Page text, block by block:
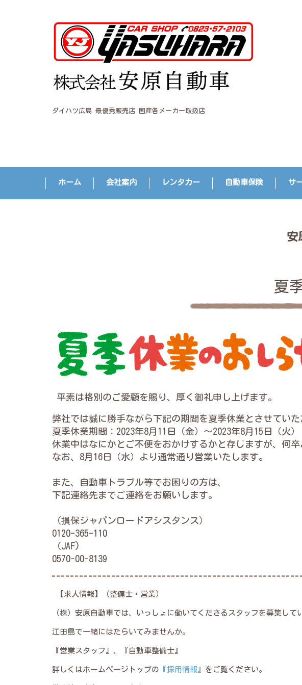
ダイハツ広島 最優秀販売店 国産各メーカー取扱店
ホーム 会社案内 レンタカー 自動車保険 サ
安
夏
平素は格別のご愛顧を賜り、厚く御礼申し上げます。
弊社では誠に勝手ながら下記の期間を夏季休業とさせていた
夏季休業期間：2023年8月11日（金）～2023年8月15日（火）
休業中はなにかとご不便をおかけするかと存じますが、何卒
なお、8月16日（水）より通常通り営業いたします。
また、自動車トラブル等でお困りの方は、
下記連絡先までご連絡をお願いします。
（損保ジャパンロードアシスタンス）
0120-365-110
（JAF)
0570-00-8139
【求人情報】（整備士・営業）
（株）安原自動車では、いっしょに働いてくださるスタッフを募集して
江田島で一緒にはたらいてみませんか。
『営業スタッフ』、『自動車整備士』
詳しくはホームページトップの 『採用情報』 をご覧ください。